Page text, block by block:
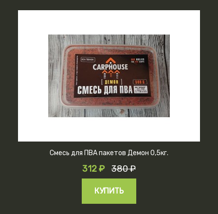
Смесь для ПВА пакетов Демон 0,5кг.
312 ₽ 380 ₽
КУПИТЬ